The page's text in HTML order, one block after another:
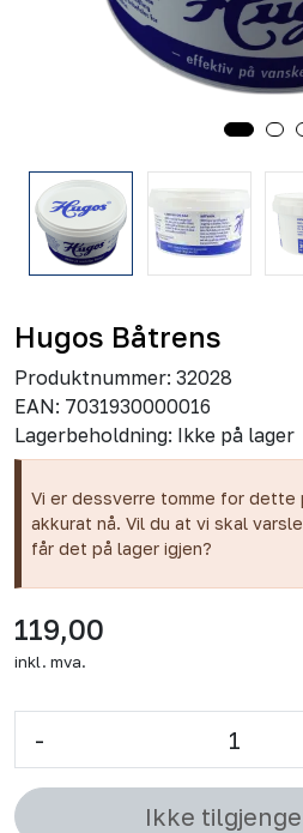
Hugos Båtrens
Produktnummer: 32028
EAN: 7031930000016
Lagerbeholdning: Ikke på lager
Vi er dessverre tomme for dette
akkurat nå. Vil du at vi skal
får det på lager igjen?
119,00
inkl. mva.
-
Ikke